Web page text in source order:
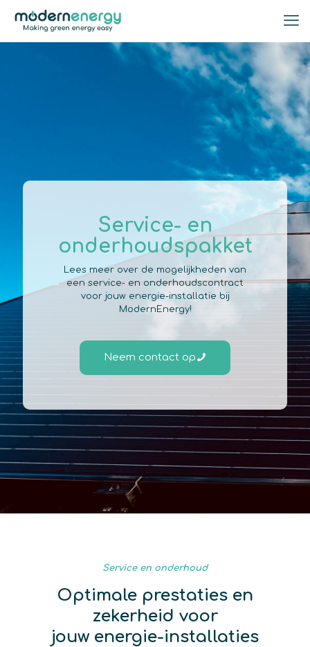
Service- en
onderhoudspakket
Lees meer over de mogelijkheden van
een service- en onderhoudscontract
voor jouw energie-installatie bij
ModernEnergy!
Neem contact op
Service en onderhoud
Optimale prestaties en
zekerheid voor
jouw energie-installaties